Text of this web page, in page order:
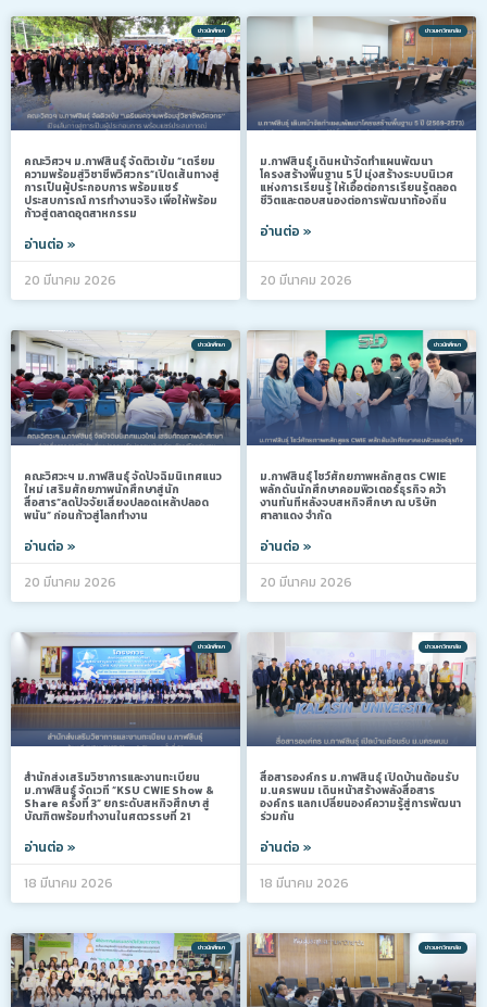
ข่าวนักศึกษา
คณะวิศวฯ ม.กาฬสินธุ์ จัดติวเข้ม “เตรียม
ความพร้อมสู่วิชาชีพวิศวกร”เปิดเส้นทางสู่
การเป็นผู้ประกอบการ พร้อมแชร์
ประสบการณ์ การทำงานจริง เพื่อให้พร้อม
ก้าวสู่ตลาดอุตสาหกรรม
อ่านต่อ »
20 มีนาคม 2026
ข่าวมหาวิทยาลัย
ม.กาฬสินธุ์ เดินหน้าจัดทำแผนพัฒนา
โครงสร้างพื้นฐาน 5 ปี มุ่งสร้างระบบนิเวศ
แห่งการเรียนรู้ ให้เอื้อต่อการเรียนรู้ตลอด
ชีวิตและตอบสนองต่อการพัฒนาท้องถิ่น
อ่านต่อ »
20 มีนาคม 2026
ข่าวนักศึกษา
คณะวิศวะฯ ม.กาฬสินธุ์ จัดปัจฉิมนิเทศแนว
ใหม่ เสริมศักยภาพนักศึกษาสู่นัก
สื่อสาร”ลดปัจจัยเสี่ยงปลอดเหล้าปลอด
พนัน” ก่อนก้าวสู่โลกทำงาน
อ่านต่อ »
20 มีนาคม 2026
ข่าวนักศึกษา
ม.กาฬสินธุ์ โชว์ศักยภาพหลักสูตร CWIE
พลักดันนักศึกษาคอมพิวเตอร์ธุรกิจ คว้า
งานทันทีหลังจบสหกิจศึกษา ณ บริษัท
ศาลาแดง จำกัด
อ่านต่อ »
20 มีนาคม 2026
ข่าวนักศึกษา
สำนักส่งเสริมวิชาการและงานทะเบียน
ม.กาฬสินธุ์ จัดเวที “KSU CWIE Show &
Share ครั้งที่ 3” ยกระดับสหกิจศึกษา สู่
บัณฑิตพร้อมทำงานในศตวรรษที่ 21
อ่านต่อ »
18 มีนาคม 2026
ข่าวมหาวิทยาลัย
สื่อสารองค์กร ม.กาฬสินธุ์ เปิดบ้านต้อนรับ
ม.นครพนม เดินหน้าสร้างพลังสื่อสาร
องค์กร แลกเปลี่ยนองค์ความรู้สู่การพัฒนา
ร่วมกัน
อ่านต่อ »
18 มีนาคม 2026
ข่าวนักศึกษา ข่าวมหาวิทยาลัย